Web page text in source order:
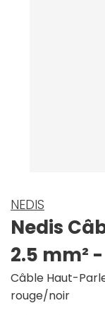
NEDIS
Nedis
2.5 mm²
Câble Haut-
rouge/noir